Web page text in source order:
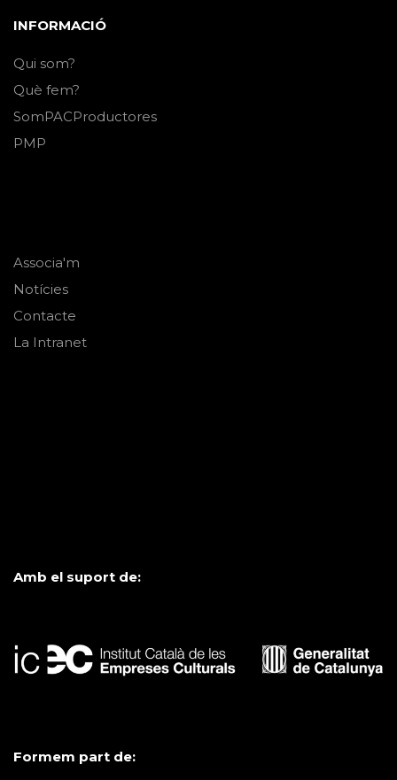
INFORMACIÓ
Qui som?
Què fem?
SomPACProductores
PMP
Associa'm
Notícies
Contacte
La Intranet
Amb el suport de:
Formem part de: